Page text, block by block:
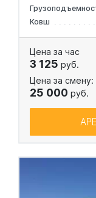
Ковш
Цена за час
3 125 руб.
Цена за смену:
25 000 руб.